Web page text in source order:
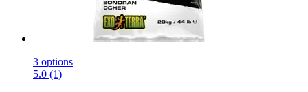
3 options
5.0 (1)